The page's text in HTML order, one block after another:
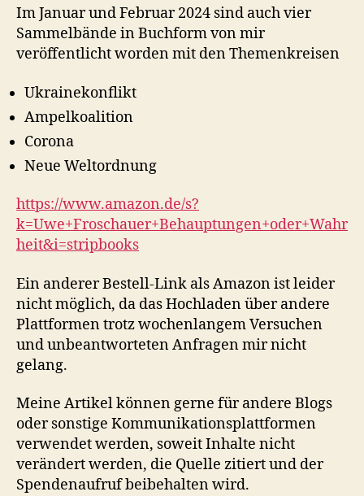
Im Januar und Februar 2024 sind auch vier
Sammelbände in Buchform von mir
veröffentlicht worden mit den Themenkreisen
Ukrainekonflikt
Ampelkoalition
Corona
Neue Weltordnung
https://www.amazon.de/s?
k=Uwe+Froschauer+Behauptungen+oder+Wahr
heit&i=stripbooks
Ein anderer Bestell-Link als Amazon ist leider
nicht möglich, da das Hochladen über andere
Plattformen trotz wochenlangem Versuchen
und unbeantworteten Anfragen mir nicht
gelang.
Meine Artikel können gerne für andere Blogs
oder sonstige Kommunikationsplattformen
verwendet werden, soweit Inhalte nicht
verändert werden, die Quelle zitiert und der
Spendenaufruf beibehalten wird.